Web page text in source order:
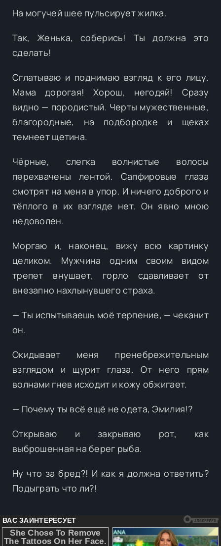
На могучей шее пульсирует жилка.
Так, Женька, соберись! Ты должна это
сделать!
Сглатываю и поднимаю взгляд к его лицу.
Мама дорогая! Хорош, негодяй! Сразу
видно — породистый. Черты мужественные,
благородные, на подбородке и щеках
темнеет щетина.
Чёрные, слегка волнистые волосы
перехвачены лентой. Сапфировые глаза
смотрят на меня в упор. И ничего доброго и
тёплого в их взгляде нет. Он явно мною
недоволен.
Моргаю и, наконец, вижу всю картинку
целиком. Мужчина одним своим видом
трепет внушает, горло сдавливает от
внезапно нахлынувшего страха.
— Ты испытываешь моё терпение, — чеканит
он.
Окидывает меня пренебрежительным
взглядом и щурит глаза. От него прям
волнами гнев исходит и кожу обжигает.
— Почему ты всё ещё не одета, Эмилия!?
Открываю и закрываю рот, как
выброшенная на берег рыба.
Ну что за бред?! И как я должна ответить?
Подыграть что ли?!